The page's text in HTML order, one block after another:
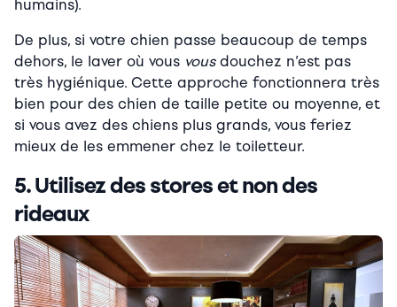
humains).
De plus, si votre chien passe beaucoup de temps
dehors, le laver où vous vousdouchez n’est pas
très hygiénique. Cette approche fonctionnera très
bien pour des chien de taille petite ou moyenne, et
si vous avez des chiens plus grands, vous feriez
mieux de les emmener chez le toiletteur.
5. Utilisez des stores et non des
rideaux